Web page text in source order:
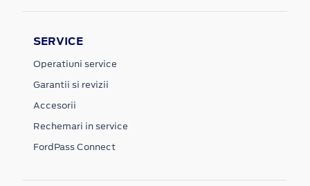
SERVICE
Operatiuni service
Garantii si revizii
Accesorii
Rechemari in service
FordPass Connect